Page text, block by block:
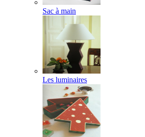
Sac à main
Les luminaires